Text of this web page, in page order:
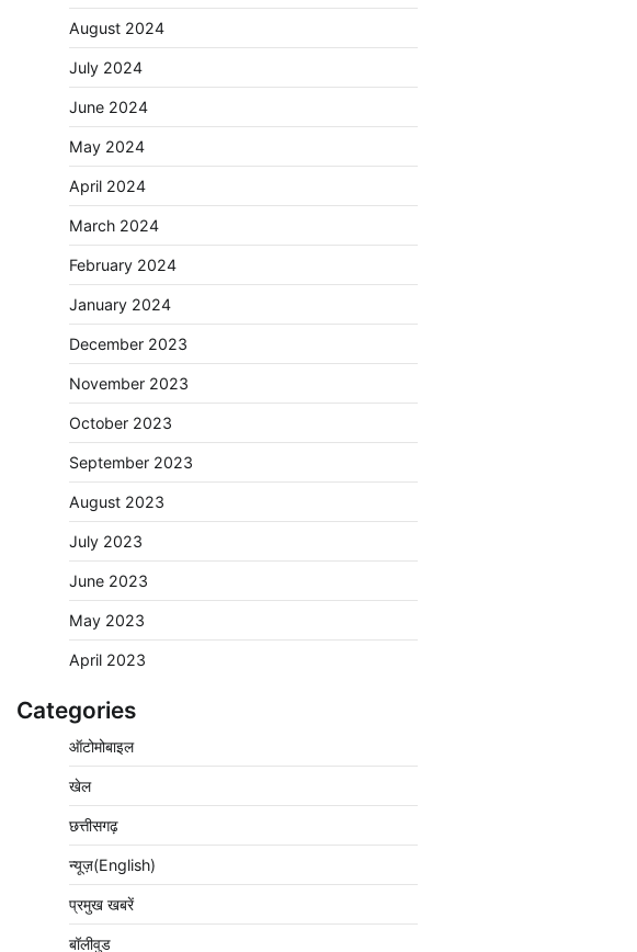
August 2024
July 2024
June 2024
May 2024
April 2024
March 2024
February 2024
January 2024
December 2023
November 2023
October 2023
September 2023
August 2023
July 2023
June 2023
May 2023
April 2023
Categories
ऑटोमोबाइल
खेल
छत्तीसगढ़
न्यूज़(English)
प्रमुख खबरें
बॉलीवुड